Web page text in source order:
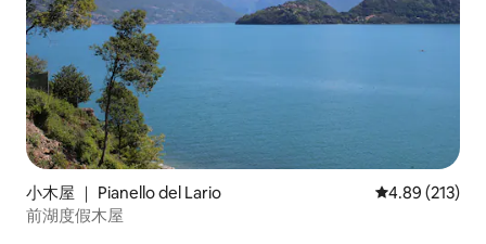
小木屋 ｜ Pianello del Lario 平均评分 4.89
4.89 (213)
前湖度假木屋